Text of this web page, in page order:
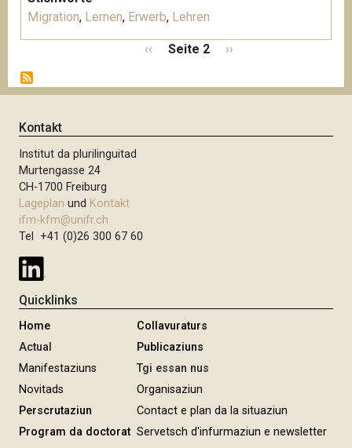
Migration, Lernen, Erwerb, Lehren
i
n
n
u
m
m
e
r
i
e
u
n
g
V
r
‹‹ Seite 2
N
c
››
Kontakt
Institut da plurilinguitad
Murtengasse 24
CH-1700 Freiburg
Lageplan und Kontakt
ifm-kfm@unifr.ch
Tel +41 (0)26 300 67 60
Quicklinks
Home
Actual
Manifestaziuns
Novitads
Perscrutaziun
Program da doctorat
Collavuraturs
Publicaziuns
Tgi essan nus
Organisaziun
Contact e plan da la situaziun
Servetsch d'infurmaziun e newsletter